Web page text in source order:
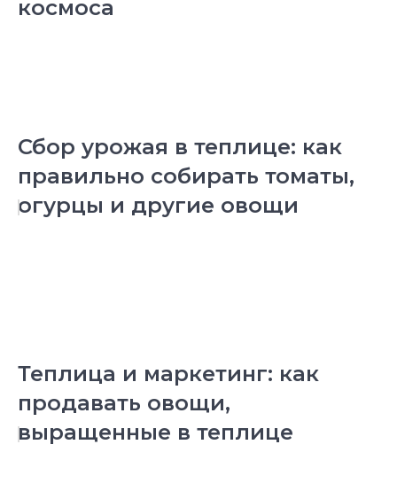
космоса
Сбор урожая в теплице: как
правильно собирать томаты,
огурцы и другие овощи
Теплица и маркетинг: как
продавать овощи,
выращенные в теплице